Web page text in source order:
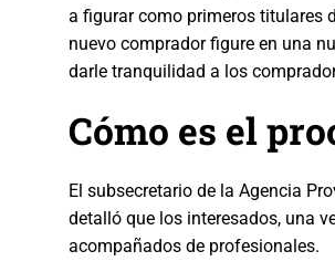
a figurar como primeros titulares
nuevo comprador figure en una
darle tranquilidad a los
Cómo es el
El subsecretario de la Agencia
detalló que los interesados, una
acompañados de profesionales.